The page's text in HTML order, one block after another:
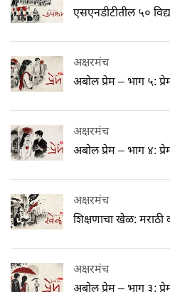
एसएनडीटीतील ५०
अक्षरमंच
अबोल प्रेम – भाग ५:
अक्षरमंच
अबोल प्रेम – भाग ४:
अक्षरमंच
शिक्षणाचा खेळ: मराठी
अक्षरमंच
अबोल प्रेम – भाग ३: